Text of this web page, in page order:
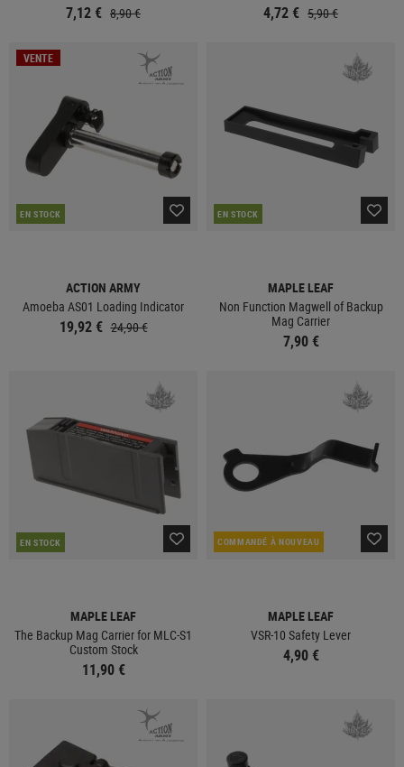
7,12 € 8,90 € 4,72 € 5,90 €
VENTE
EN STOCK
ACTION ARMY
Amoeba AS01 Loading Indicator
19,92 € 24,90 €
EN STOCK
MAPLE LEAF
Non Function Magwell of Backup
Mag Carrier
7,90 €
EN STOCK
MAPLE LEAF
The Backup Mag Carrier for MLC-S1
Custom Stock
11,90 €
COMMANDÉ À NOUVEAU
MAPLE LEAF
VSR-10 Safety Lever
4,90 €